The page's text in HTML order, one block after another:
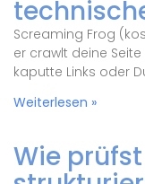
Screaming Frog
er crawlt deine
kaputte Links oder
Weiterlesen »
Wie